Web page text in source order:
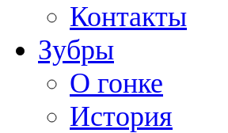
Контакты
Зубры
О гонке
История